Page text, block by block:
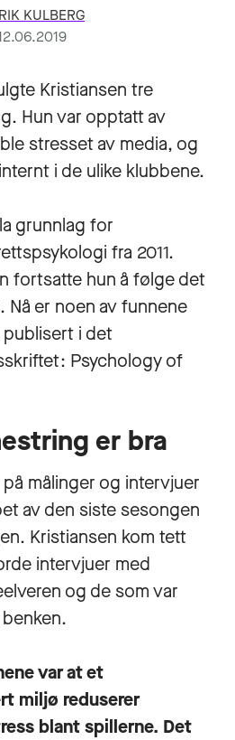
KULBERG
Kristiansen tre
Hun var opptatt av
stresset av media, og
i de ulike klubbene.
grunnlag for
fra 2011.
fortsatte hun å følge det
Nå er noen av funnene
i det
Psychology of
er bra
målinger og intervjuer
av den siste sesongen
Kristiansen kom tett
intervjuer med
og de som var
var at et
miljø reduserer
blant spillerne. Det